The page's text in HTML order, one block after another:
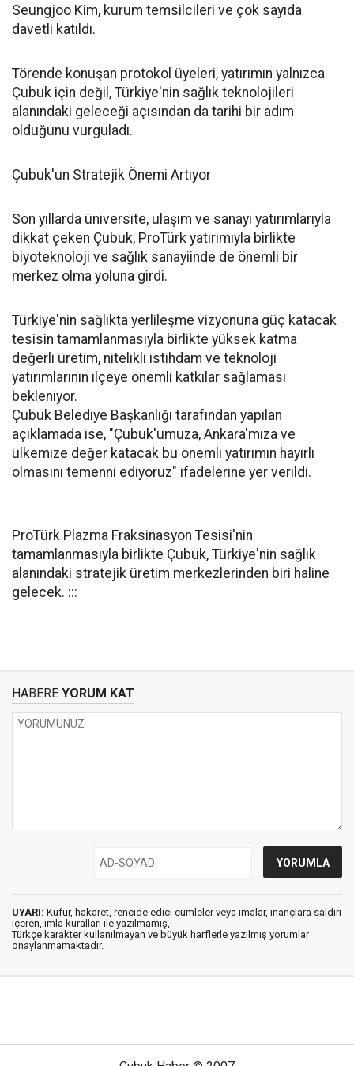
Seungjoo Kim, kurum temsilcileri ve çok sayıda
davetli katıldı.
Törende konuşan protokol üyeleri, yatırımın yalnızca
Çubuk için değil, Türkiye'nin sağlık teknolojileri
alanındaki geleceği açısından da tarihi bir adım
olduğunu vurguladı.
Çubuk'un Stratejik Önemi Artıyor
Son yıllarda üniversite, ulaşım ve sanayi yatırımlarıyla
dikkat çeken Çubuk, ProTürk yatırımıyla birlikte
biyoteknoloji ve sağlık sanayiinde de önemli bir
merkez olma yoluna girdi.
Türkiye'nin sağlıkta yerlileşme vizyonuna güç katacak
tesisin tamamlanmasıyla birlikte yüksek katma
değerli üretim, nitelikli istihdam ve teknoloji
yatırımlarının ilçeye önemli katkılar sağlaması
bekleniyor.
Çubuk Belediye Başkanlığı tarafından yapılan
açıklamada ise, "Çubuk'umuza, Ankara'mıza ve
ülkemize değer katacak bu önemli yatırımın hayırlı
olmasını temenni ediyoruz" ifadelerine yer verildi.
ProTürk Plazma Fraksinasyon Tesisi'nin
tamamlanmasıyla birlikte Çubuk, Türkiye'nin sağlık
alanındaki stratejik üretim merkezlerinden biri haline
gelecek. :::
HABERE YORUM KAT
UYARI: Küfür, hakaret, rencide edici cümleler veya imalar, inançlara saldırı
içeren, imla kuralları ile yazılmamış,
Türkçe karakter kullanılmayan ve büyük harflerle yazılmış yorumlar
onaylanmamaktadır.